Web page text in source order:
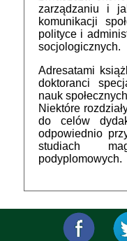
zarządzaniu i
komunikacji
polityce i
socjologicznych.
Adresatami
doktoranci
nauk
Niektóre
do celów
odpowiednio
studiach
podyplomowych.